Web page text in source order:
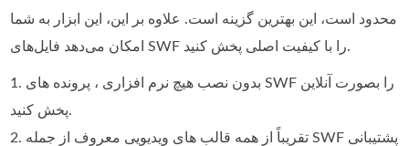
محدود است، این بهترین گزینه است. علاوه بر این، این ابزار به شما
امکان می‌دهد فایل‌های SWF را با کیفیت اصلی پخش کنید.
1. بدون نصب هیچ نرم افزاری ، پرونده های SWF را بصورت آنلاین
پخش کنید.
2. تقریباً از همه قالب های ویدیویی معروف از جمله SWF پشتیبانی